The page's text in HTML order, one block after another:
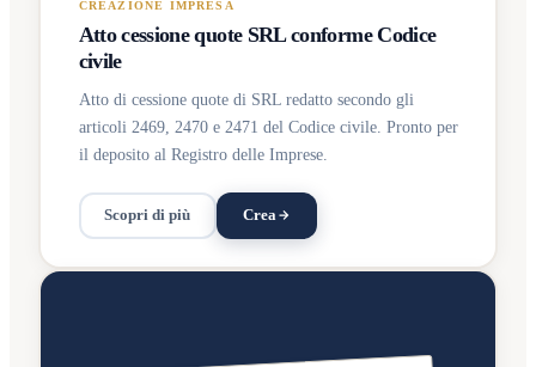
CREAZIONE IMPRESA
Atto cessione quote SRL conforme Codice
civile
Atto di cessione quote di SRL redatto secondo gli
articoli 2469, 2470 e 2471 del Codice civile. Pronto per
il deposito al Registro delle Imprese.
Scopri di più Crea